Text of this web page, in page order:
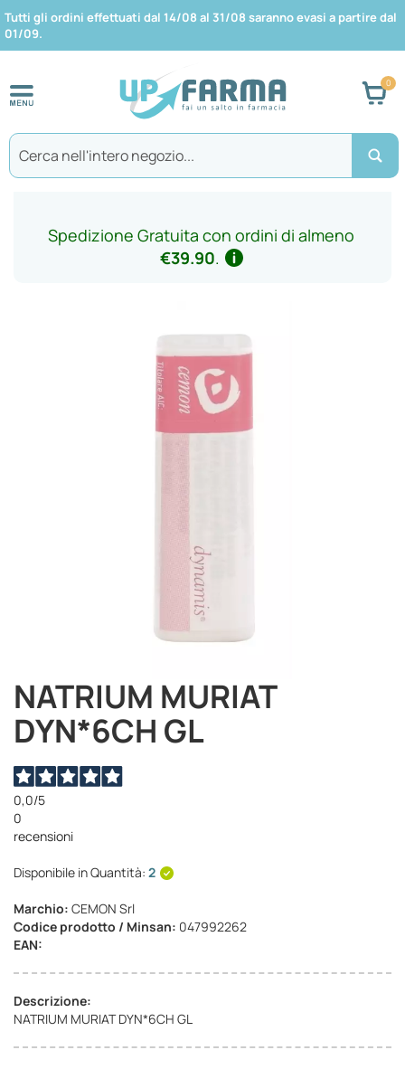
Tutti gli ordini effettuati dal 14/08 al 31/08 saranno evasi a partire dal
01/09.
Spedizione Gratuita con ordini di almeno
€39.90.
NATRIUM MURIAT
DYN*6CH GL
0,0/5
0
recensioni
Disponibile in Quantità: 2
Marchio: CEMON Srl
Codice prodotto / Minsan: 047992262
EAN:
Descrizione:
NATRIUM MURIAT DYN*6CH GL
Vai
all'inizio
della
galleria
immagini